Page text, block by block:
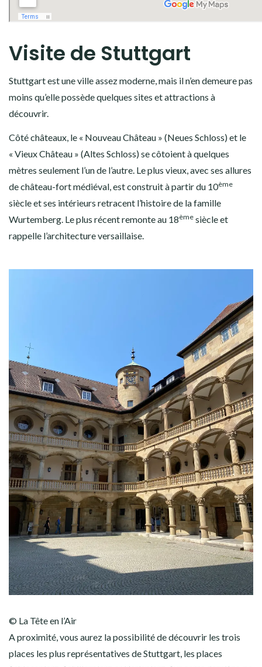
Visite de Stuttgart
Stuttgart est une ville assez moderne, mais il n’en demeure pas
moins qu’elle possède quelques sites et attractions à
découvrir.
Côté châteaux, le « Nouveau Château » (Neues Schloss) et le
« Vieux Château » (Altes Schloss) se côtoient à quelques
mètres seulement l’un de l’autre. Le plus vieux, avec ses allures
de château-fort médiéval, est construit à partir du 10ème
siècle et ses intérieurs retracent l’histoire de la famille
Wurtemberg. Le plus récent remonte au 18ème siècle et
rappelle l’architecture versaillaise.
© La Tête en l’Air
A proximité, vous aurez la possibilité de découvrir les trois
places les plus représentatives de Stuttgart, les places